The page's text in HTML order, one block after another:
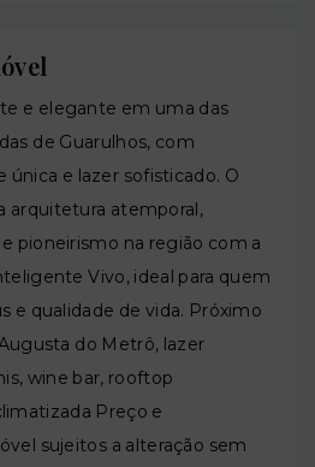
e elegante em uma das
de Guarulhos, com
única e lazer sofisticado. O
arquitetura atemporal,
pioneirismo na região com a
Vivo, ideal para quem
e qualidade de vida. Próximo
do Metrô, lazer
wine bar, rooftop
Preço e
sujeitos a alteração sem